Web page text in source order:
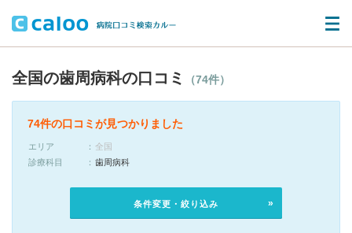
全国の歯周病科の口コミ （74件）
74件の口コミが見つかりました
エリア
全国
診療科目
歯周病科
条件変更・絞り込み